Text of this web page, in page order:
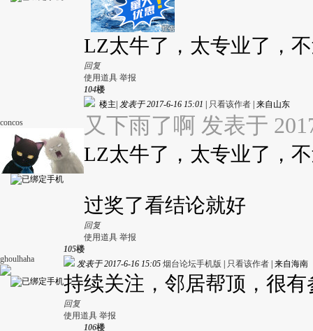
LZ太牛了，太专业了，
回复
使用道具 举报
concos
104楼
楼主 发表于 2017-6-16 15:01 只看该作者 来自山东
又下雨了啊 发表于
LZ太牛了，太专业了，
过奖了看结论就好
回复
使用道具 举报
ghoulhaha
105楼
发表于 2017-6-16 15:05 烟台论坛手机版 只看该作者 来自海南
持续关注，邻居帮顶，很有
回复
使用道具 举报
106楼